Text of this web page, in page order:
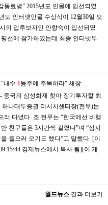
동료녕” 2015년도 인물에 입선되였
도 인터넷인물 수상식이 12월30일 오
의 입후보자인 안향숙이 입선되였
선에 참가하였는데 최종 인터넷투
내수 1 등주에 주목하라" 새창
중국의 삼성화재 찾아 장기투자할 최
나대투증권 리서치센터장(전무)는
다녔다. 조 전무는 “한국에선 비행
친구들은 3시간씩 걸렸다”며 “심지
들으러 오기도 했다”고 말했다. [이
경제뉴스에서 복사 됨][이 게
월드뉴스 결과 더보기